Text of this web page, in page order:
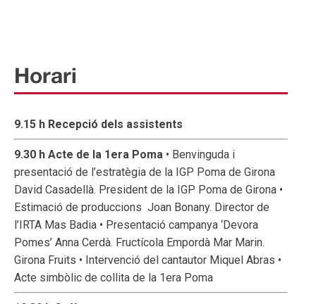
Horari
9.15 h Recepció dels assistents
9.30 h Acte de la 1era Poma • Benvinguda i
presentació de l’estratègia de la IGP Poma de Girona
David Casadellà. President de la IGP Poma de Girona •
Estimació de produccions Joan Bonany. Director de
l’IRTA Mas Badia • Presentació campanya ‘Devora
Pomes’ Anna Cerdà. Fructícola Empordà Mar Marin.
Girona Fruits • Intervenció del cantautor Miquel Abras •
Acte simbòlic de collita de la 1era Poma